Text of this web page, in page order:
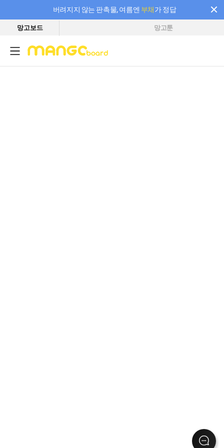
버려지지 않는 판촉물, 여름엔 부채가 정답
필요한 만큼 충전하고 끊김 없이 작업하세요! 새로워진 AI 부스터 요금제
망고보드 망고툰